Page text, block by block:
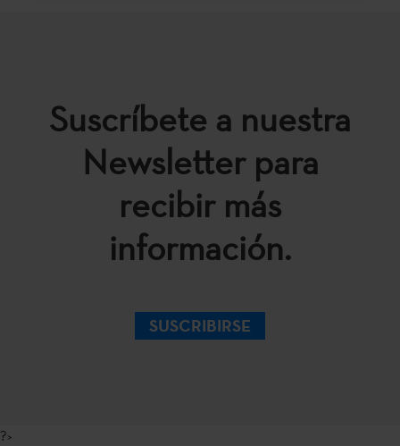
Suscríbete a nuestra
Newsletter para
recibir más
información.
SUSCRIBIRSE
?>